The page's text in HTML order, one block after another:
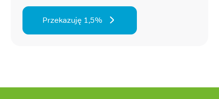
Przekazuję 1,5%